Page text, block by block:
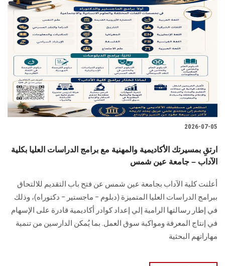
تواصل معنا
هيئة التدريس
الدراسات العليا
الزائـرون
سجل الان
2026-07-05
ارتقِ بمسيرتك الأكاديمية والمهنية مع برامج الدراسات العليا بكلية
الآداب – جامعة عين شمس
أعلنت كلية الآداب بجامعة عين شمس عن فتح باب التقديم للالتحاق
ببرامج الدراسات العليا المتميزة (دبلوم – ماجستير – دكتوراه)، وذلك
في إطار رسالتها الرامية إلي إعداد كوادر أكاديمية قادرة على الإسهام
في إنتاج المعرفة ومواكبة سوق العمل. بما يُمكن الدارسين من تنمية
مهاراتهم البحثية